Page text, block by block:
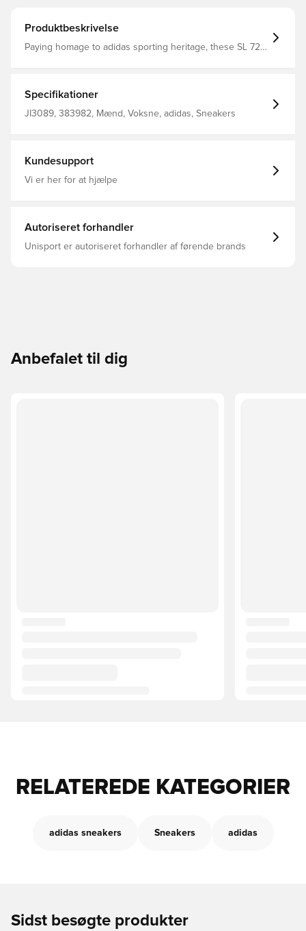
Produktbeskrivelse
Paying homage to adidas sporting heritage, these SL 72
refreshed colours. The premium leather upper with
suede accents honours their running roots while an EVA
midsole and rubber outsole offer lightweight cushioning
gummi
Specifikationer
JI3089, 383982, Mænd, Voksne, adidas, Sneakers
Kundesupport
Vi er her for at hjælpe
Autoriseret forhandler
Unisport er autoriseret forhandler af førende brands
Anbefalet til dig
RELATEREDE KATEGORIER
adidas sneakers Sneakers adidas
Sidst besøgte produkter